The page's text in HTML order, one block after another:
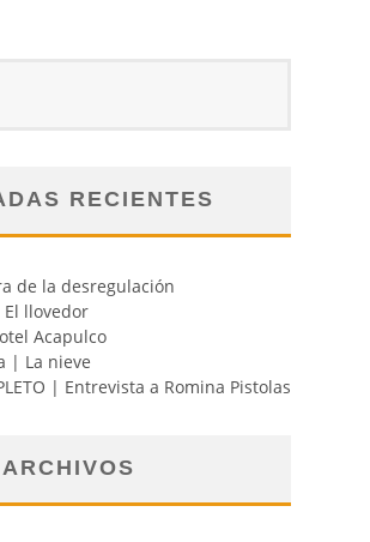
RECIENTES
de la desregulación
llovedor
Acapulco
| La nieve
| Entrevista a Romina Pistolas
ARCHIVOS